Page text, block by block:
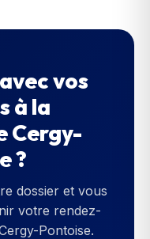
vos
à la
Cergy-
?
dossier et vous
votre rendez-
Pontoise.